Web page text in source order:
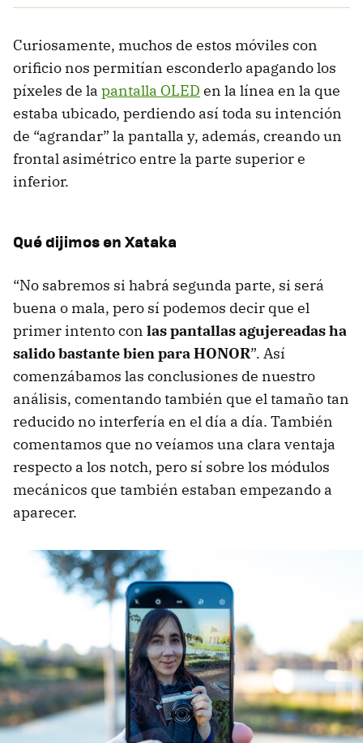
Curiosamente, muchos de estos móviles con
orificio nos permitían esconderlo apagando los
píxeles de la pantalla OLED en la línea en la que
estaba ubicado, perdiendo así toda su intención
de “agrandar” la pantalla y, además, creando un
frontal asimétrico entre la parte superior e
inferior.
Qué dijimos en Xataka
“No sabremos si habrá segunda parte, si será
buena o mala, pero sí podemos decir que el
primer intento con las pantallas agujereadas ha
salido bastante bien para HONOR”. Así
comenzábamos las conclusiones de nuestro
análisis, comentando también que el tamaño tan
reducido no interfería en el día a día. También
comentamos que no veíamos una clara ventaja
respecto a los notch, pero sí sobre los módulos
mecánicos que también estaban empezando a
aparecer.